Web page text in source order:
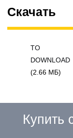
Скачать
TO
DOWNLOAD
(2.66 МБ)
Купить